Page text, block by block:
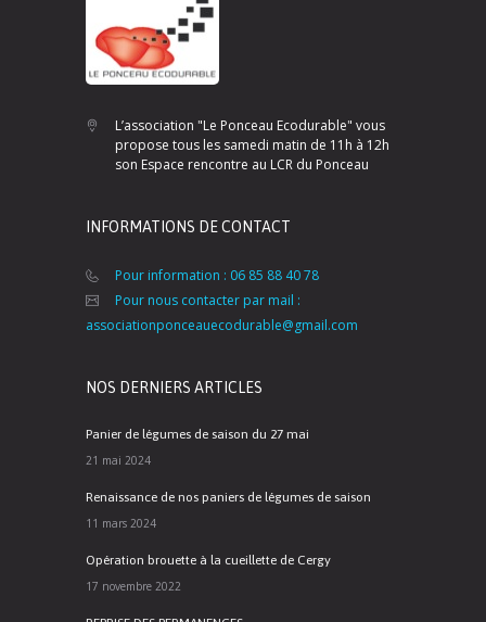
L’association "Le Ponceau Ecodurable" vous
propose tous les samedi matin de 11h à 12h
son Espace rencontre au LCR du Ponceau
INFORMATIONS DE CONTACT
Pour information : 06 85 88 40 78
Pour nous contacter par mail :
associationponceauecodurable@gmail.com
NOS DERNIERS ARTICLES
Panier de légumes de saison du 27 mai
21 mai 2024
Renaissance de nos paniers de légumes de saison
11 mars 2024
Opération brouette à la cueillette de Cergy
17 novembre 2022